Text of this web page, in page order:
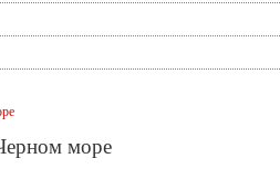
море